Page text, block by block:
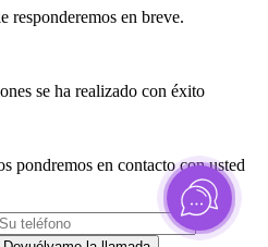
responderemos en breve.
se ha realizado con éxito
pondremos en contacto con usted